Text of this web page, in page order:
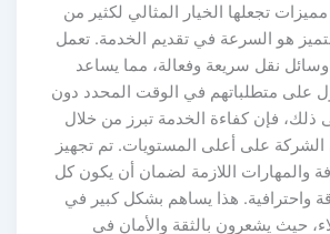
تجعلها الخيار المثالي لكثير من
هو السرعة في تقديم الخدمة. تعمل
نقل سريعة وفعالة، مما يساعد
على متطلباتهم في الوقت المحدد دون
فإن كفاءة الخدمة تبرز من خلال
على أعلى المستويات. تم تجهيز
والمهارات اللازمة لضمان أن يكون كل
واحترافية. هذا يساهم بشكل كبير في
حيث يشعرون بالثقة والأمان في